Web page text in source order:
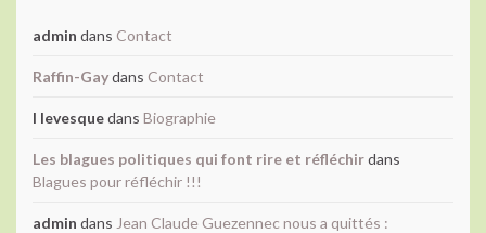
admin dans Contact
Raffin-Gaydans Contact
l levesquedans Biographie
Les blagues politiques qui font rire et réfléchirdans
Blagues pour réfléchir !!!
admin dans Jean Claude Guezennec nous a quittés :